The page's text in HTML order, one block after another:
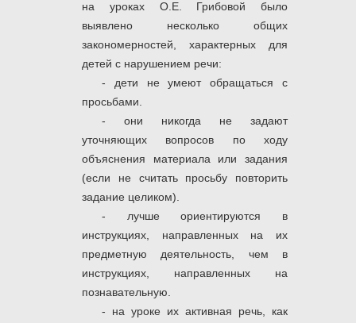
на уроках О.Е. Грибовой было
выявлено несколько общих
закономерностей, характерных для
детей с нарушением речи:
- дети не умеют обращаться с
просьбами.
- они никогда не задают
уточняющих вопросов по ходу
объяснения материала или задания
(если не считать просьбу повторить
задание целиком).
- лучше ориентируются в
инструкциях, направленных на их
предметную деятельность, чем в
инструкциях, направленных на
познавательную.
- на уроке их активная речь, как